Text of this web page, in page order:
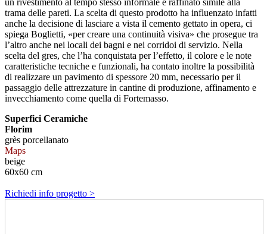
un rivestimento al tempo stesso informale e raffinato simile alla
trama delle pareti. La scelta di questo prodotto ha influenzato infatti
anche la decisione di lasciare a vista il cemento gettato in opera, ci
spiega Boglietti, «per creare una continuità visiva» che prosegue tra
l’altro anche nei locali dei bagni e nei corridoi di servizio. Nella
scelta del gres, che l’ha conquistata per l’effetto, il colore e le note
caratteristiche tecniche e funzionali, ha contato inoltre la possibilità
di realizzare un pavimento di spessore 20 mm, necessario per il
passaggio delle attrezzature in cantine di produzione, affinamento e
invecchiamento come quella di Fortemasso.
Superfici Ceramiche
Florim
grès porcellanato
Maps
beige
60x60 cm
Richiedi info progetto >